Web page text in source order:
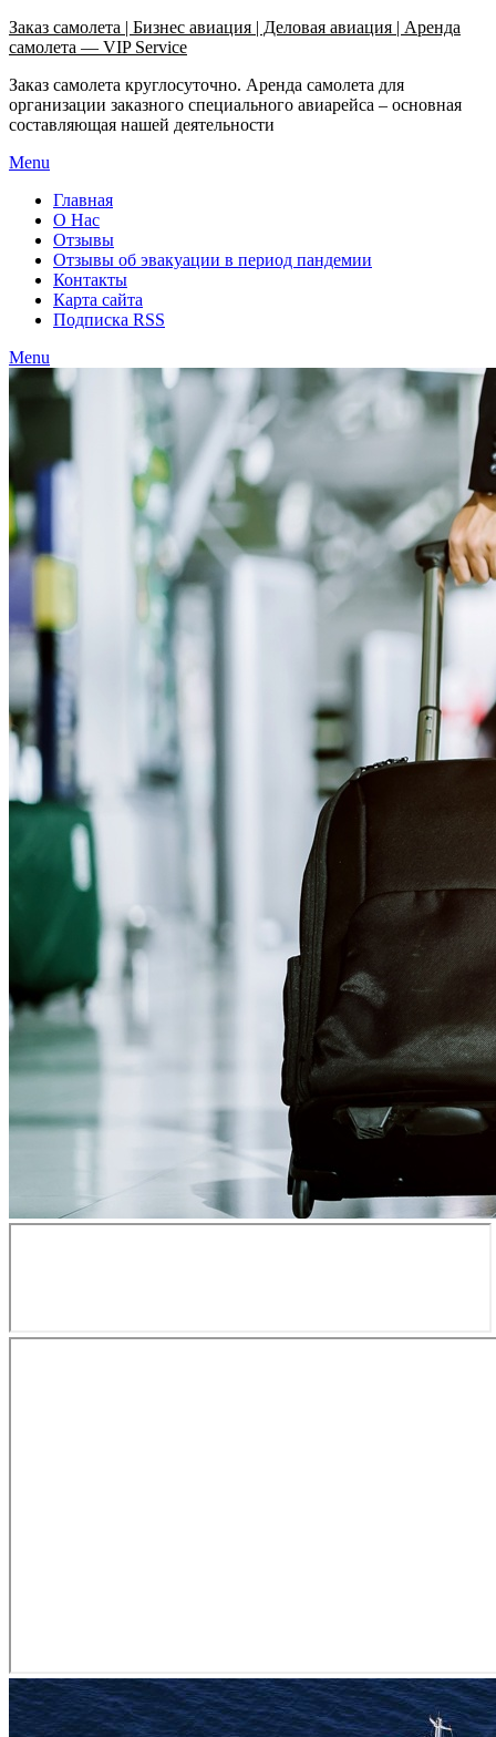
Заказ самолета | Бизнес авиация | Деловая авиация | Аренда
самолета — VIP Service
Заказ самолета круглосуточно. Аренда самолета для
организации заказного специального авиарейса – основная
составляющая нашей деятельности
Menu
Главная
О Нас
Отзывы
Отзывы об эвакуации в период пандемии
Контакты
Карта сайта
Подписка RSS
Menu